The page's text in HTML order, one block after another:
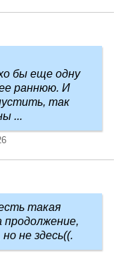
бы еще одну
раннюю. И
так
...
такая
продолжение,
не здесь((.